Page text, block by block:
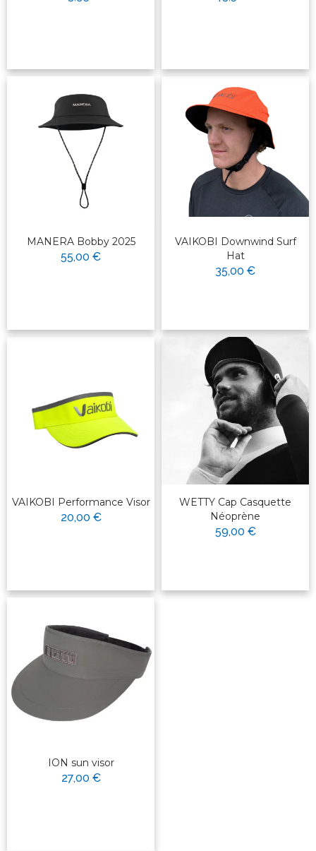
MANERA Bobby 2025
55,00 €
VAIKOBI Downwind Surf
Hat
35,00 €
VAIKOBI Performance Visor
20,00 €
WETTY Cap Casquette
Néoprène
59,00 €
ION sun visor
27,00 €